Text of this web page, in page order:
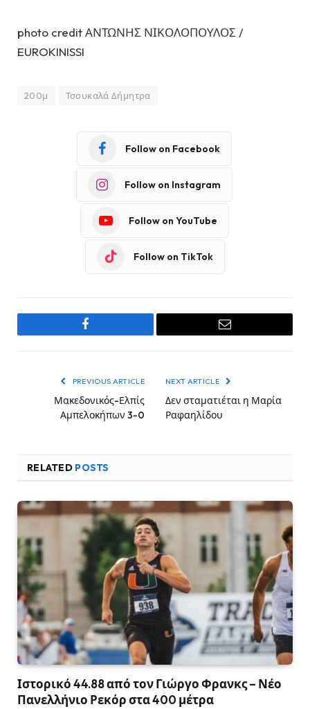
photo credit ΑΝΤΩΝΗΣ ΝΙΚΟΛΟΠΟΥΛΟΣ /
EUROKINISSI
200μ Τσουκαλά Δήμητρα
Follow on Facebook
Follow on Instagram
Follow on YouTube
Follow on TikTok
Facebook Email
PREVIOUS ARTICLE
Μακεδονικός-Ελπίς
Αμπελοκήπων 3-0
NEXT ARTICLE
Δεν σταματιέται η Μαρία
Ραφαηλίδου
RELATED POSTS
Ιστορικό 44.88 από τον Γιώργο Φρανκς – Νέο
Πανελλήνιο Ρεκόρ στα 400 μέτρα